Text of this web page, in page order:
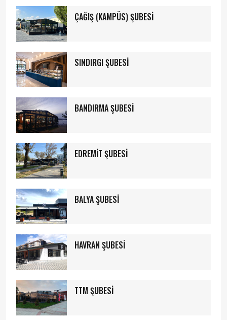
ÇAĞIŞ (KAMPÜS) ŞUBESİ
SINDIRGI ŞUBESİ
BANDIRMA ŞUBESİ
EDREMİT ŞUBESİ
BALYA ŞUBESİ
HAVRAN ŞUBESİ
TTM ŞUBESİ